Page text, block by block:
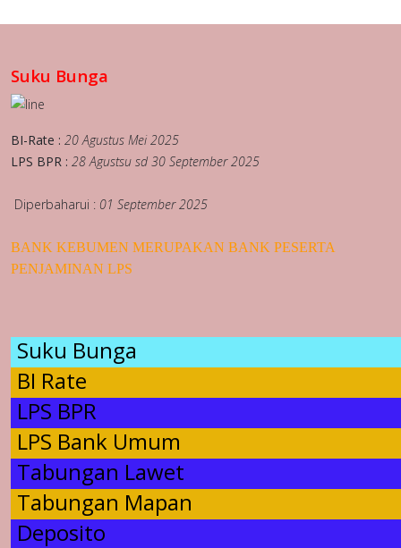
Suku Bunga
BI-Rate : 20 Agustus Mei 2025
LPS BPR : 28 Agustsu sd 30 September 2025
Diperbaharui : 01 September 2025
BANK KEBUMEN MERUPAKAN BANK PESERTA
PENJAMINAN LPS
Suku Bunga
BI Rate
LPS BPR
LPS Bank Umum
Tabungan Lawet
Tabungan Mapan
Deposito